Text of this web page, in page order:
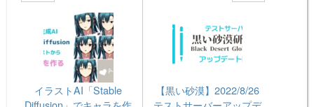
イラストAI「Stable
【黒い砂漠】2022/8/26